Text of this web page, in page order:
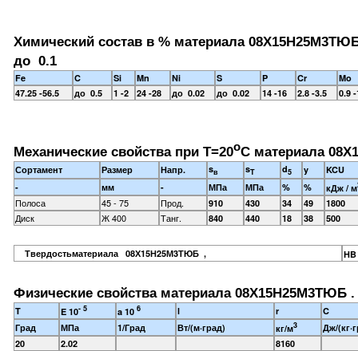
Химический состав в % материала
до 0.1
Fe C Si Mn Ni S P Cr
Mo
47.25 -56.5
до 0.5 1 -2 24 -28 до 0.02 до 0.02 14 -16 2.8 -3.5 0.9
Механические свойства при Т=20oС материала
Сортамент Размер Напр. sв sT d5 y
KCU
-
мм - МПа МПа % % кДж / м
Полоса 45 - 75 Прод. 910 430 34 49 1800
Диск Ж 400 Танг. 840 440 18 38 500
Твердостьматериала 08Х15Н25М3ТЮБ ,
Физические свойства материала 08Х15Н25М3ТЮБ .
T E 10- 5 a 10 6 l r
C
Град
МПа 1/Град Вт/(м·град) кг/м3
Дж/
20
2.02
8160